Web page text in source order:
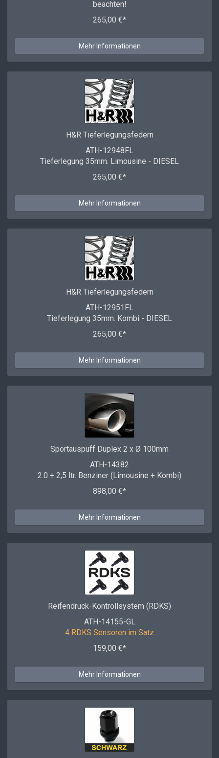
beachten!
265,00 €*
Mehr Informationen
H&R Tieferlegungsfedern
ATH-12948FL
Tieferlegung 35mm. Limousine - DIESEL
265,00 €*
Mehr Informationen
H&R Tieferlegungsfedern
ATH-12951FL
Tieferlegung 35mm. Kombi - DIESEL
265,00 €*
Mehr Informationen
Sportauspuff Duplex 2 x Ø 100mm
ATH-14382
2.0 + 2,5 ltr. Benziner (Limousine + Kombi)
898,00 €*
Mehr Informationen
Reifendruck-Kontrollsystem (RDKS)
ATH-14155-GL
4 RDKS Sensoren im Satz
159,00 €*
Mehr Informationen